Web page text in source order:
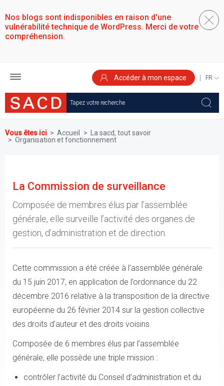
au
contenu
principal
Nos blogs sont indisponibles en raison d'une
vulnérabilité technique de WordPress. Merci de votre
compréhension.
Accéder à mon espace
YOUR
Vous êtes ici Accueil
La sacd, tout savoir
Organisation et fonctionnement
La Commission de surveillance
Composée de membres élus par l’assemblée
générale, elle surveille l’activité des organes de
gestion, d’administration et de direction.
Cette commission a été créée à l'assemblée générale
du 15 juin 2017, en application de l’ordonnance du 22
décembre 2016 relative à la transposition de la directive
européenne du 26 février 2014 sur la gestion collective
des droits d’auteur et des droits voisins.
Composée de 6 membres élus par l’assemblée
générale, elle possède une triple mission :
contrôler l’activité du Conseil d’administration et du